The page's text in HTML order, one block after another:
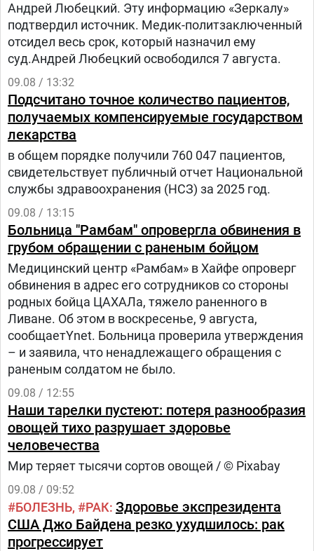
Андрей Любецкий. Эту информацию «Зеркалу»
подтвердил источник. Медик-политзаключенный
отсидел весь срок, который назначил ему
суд.Андрей Любецкий освободился 7 августа.
09.08 / 13:32
Подсчитано точное количество пациентов,
получаемых компенсируемые государством
лекарства
в общем порядке получили 760 047 пациентов,
свидетельствует публичный отчет Национальной
службы здравоохранения (НСЗ) за 2025 год.
09.08 / 13:15
Больница "Рамбам" опровергла обвинения в
грубом обращении с раненым бойцом
Медицинский центр «Рамбам» в Хайфе опроверг
обвинения в адрес его сотрудников со стороны
родных бойца ЦАХАЛа, тяжело раненного в
Ливане. Об этом в воскресенье, 9 августа,
сообщаетYnet. Больница проверила утверждения
– и заявила, что ненадлежащего обращения с
раненым солдатом не было.
09.08 / 12:55
Наши тарелки пустеют: потеря разнообразия
овощей тихо разрушает здоровье
человечества
Мир теряет тысячи сортов овощей / © Pixabay
09.08 / 09:52
БОЛЕЗНЬ РАК Здоровье экспрезидента
США Джо Байдена резко ухудшилось: рак
прогрессирует